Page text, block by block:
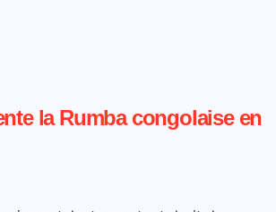
la Rumba congolaise en